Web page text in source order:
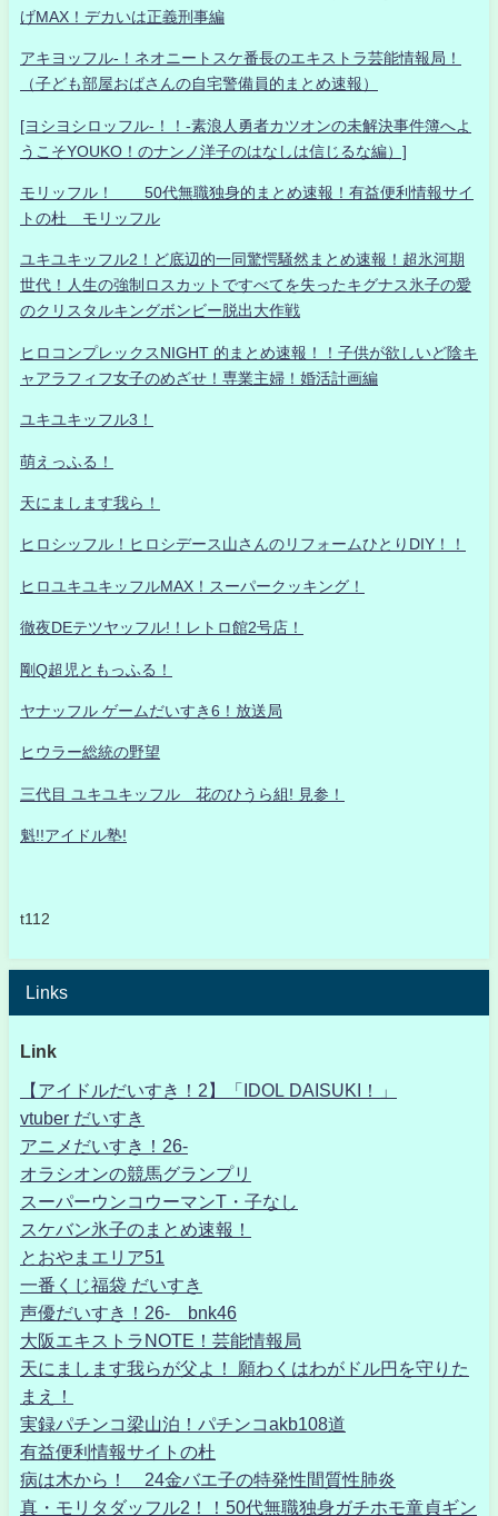
げMAX！デカいは正義刑事編
アキヨッフル-！ネオニートスケ番長のエキストラ芸能情報局！
（子ども部屋おばさんの自宅警備員的まとめ速報）
[ヨシヨシロッフル-！！-素浪人勇者カツオンの未解決事件簿へよ
うこそYOUKO！のナンノ洋子のはなしは信じるな編）]
モリッフル！ 50代無職独身的まとめ速報！有益便利情報サイ
トの杜 モリッフル
ユキユキッフル2！ど底辺的一同驚愕騒然まとめ速報！超氷河期
世代！人生の強制ロスカットですべてを失ったキグナス氷子の愛
のクリスタルキングボンビー脱出大作戦
ヒロコンプレックスNIGHT 的まとめ速報！！子供が欲しいど陰キ
ャアラフィフ女子のめざせ！専業主婦！婚活計画編
ユキユキッフル3！
萌えっふる！
天にまします我ら！
ヒロシッフル！ヒロシデース山さんのリフォームひとりDIY！！
ヒロユキユキッフルMAX！スーパークッキング！
徹夜DEテツヤッフル!！レトロ館2号店！
剛Q超児ともっふる！
ヤナッフル ゲームだいすき6！放送局
ヒウラー総統の野望
三代目 ユキユキッフル 花のひうら組! 見参！
魁!!アイドル塾!
t112
Links
Link
【アイドルだいすき！2】「IDOL DAISUKI！」
vtuber だいすき
アニメだいすき！26-
オラシオンの競馬グランプリ
スーパーウンコウーマンT・子なし
スケバン氷子のまとめ速報！
とおやまエリア51
一番くじ福袋 だいすき
声優だいすき！26- bnk46
大阪エキストラNOTE！芸能情報局
天にまします我らが父よ！ 願わくはわがドル円を守りた
まえ！
実録パチンコ梁山泊！パチンコakb108道
有益便利情報サイトの杜
病は木から！ 24金バエ子の特発性間質性肺炎
真・モリタダッフル2！！50代無職独身ガチホモ童貞ギン